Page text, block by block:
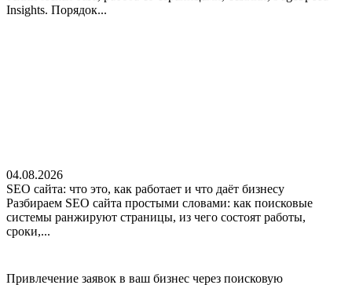
Insights. Порядок...
04.08.2026
SEO сайта: что это, как работает и что даёт бизнесу
Разбираем SEO сайта простыми словами: как поисковые
системы ранжируют страницы, из чего состоят работы,
сроки,...
Привлечение заявок в ваш бизнес через поисковую